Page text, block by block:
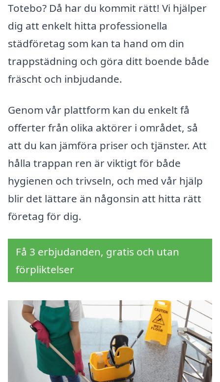
Totebo? Då har du kommit rätt! Vi hjälper
dig att enkelt hitta professionella
städföretag som kan ta hand om din
trappstädning och göra ditt boende både
fräscht och inbjudande.
Genom vår plattform kan du enkelt få
offerter från olika aktörer i området, så
att du kan jämföra priser och tjänster. Att
hålla trappan ren är viktigt för både
hygienen och trivseln, och med vår hjälp
blir det lättare än någonsin att hitta rätt
företag för dig.
Få 3 erbjudanden, gratis och utan
förpliktelser